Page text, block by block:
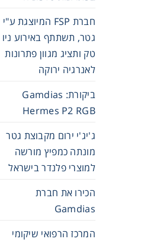
חברת FSP המיוצגת ע"י
גטר, תשתתף באירוע ניו
טק ותציג מגוון פתרונות
לאנרגיה ירוקה
ביקורת: Gamdias
Hermes P2 RGB
ג'יג'י ירום מקבוצת גטר
מונתה כמפיץ מורשה
למוצרי פלנדר בישראל
הכירו את חברת
Gamdias
המרכז הרפואי שיקומי